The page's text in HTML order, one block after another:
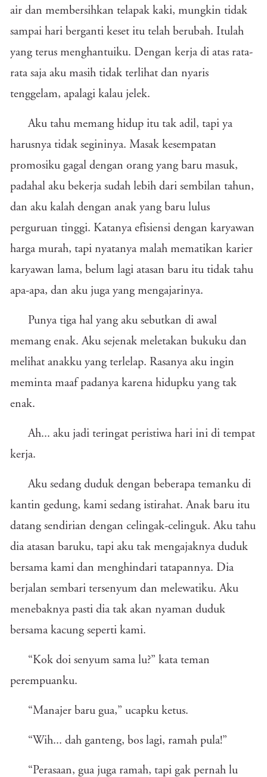
air dan membersihkan telapak kaki, mungkin tidak
sampai hari berganti keset itu telah berubah. Itulah
yang terus menghantuiku. Dengan kerja di atas rata-
rata saja aku masih tidak terlihat dan nyaris
tenggelam, apalagi kalau jelek.
Aku tahu memang hidup itu tak adil, tapi ya
harusnya tidak segininya. Masak kesempatan
promosiku gagal dengan orang yang baru masuk,
padahal aku bekerja sudah lebih dari sembilan tahun,
dan aku kalah dengan anak yang baru lulus
perguruan tinggi. Katanya efisiensi dengan karyawan
harga murah, tapi nyatanya malah mematikan karier
karyawan lama, belum lagi atasan baru itu tidak tahu
apa-apa, dan aku juga yang mengajarinya.
Punya tiga hal yang aku sebutkan di awal
memang enak. Aku sejenak meletakan bukuku dan
melihat anakku yang terlelap. Rasanya aku ingin
meminta maaf padanya karena hidupku yang tak
enak.
Ah... aku jadi teringat peristiwa hari ini di tempat
kerja.
Aku sedang duduk dengan beberapa temanku di
kantin gedung, kami sedang istirahat. Anak baru itu
datang sendirian dengan celingak-celinguk. Aku tahu
dia atasan baruku, tapi aku tak mengajaknya duduk
bersama kami dan menghindari tatapannya. Dia
berjalan sembari tersenyum dan melewatiku. Aku
menebaknya pasti dia tak akan nyaman duduk
bersama kacung seperti kami.
“Kok doi senyum sama lu?” kata teman
perempuanku.
“Manajer baru gua,” ucapku ketus.
“Wih... dah ganteng, bos lagi, ramah pula!”
“Perasaan, gua juga ramah, tapi gak pernah lu